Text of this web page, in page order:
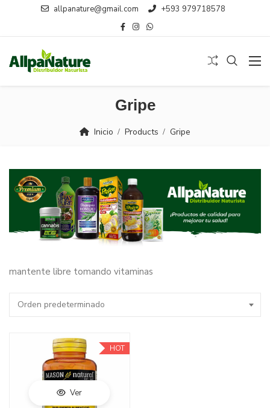
allpanature@gmail.com +593 979718578
Gripe
Inicio Products Gripe
mantente libre tomando vitaminas
Orden predeterminado
HOT
Ver